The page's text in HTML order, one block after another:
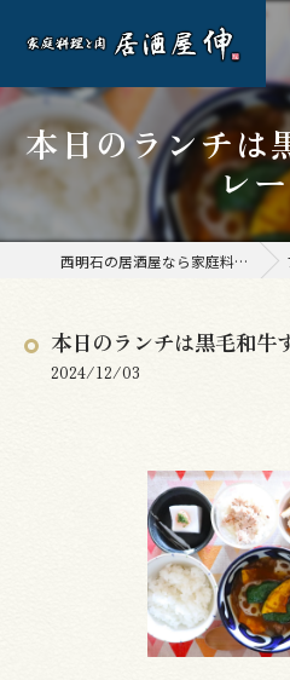
本日のランチは
レ
西明石の居酒屋なら家庭料理と肉 居酒屋 伸
本日のランチは黒毛和牛
2024/12/03